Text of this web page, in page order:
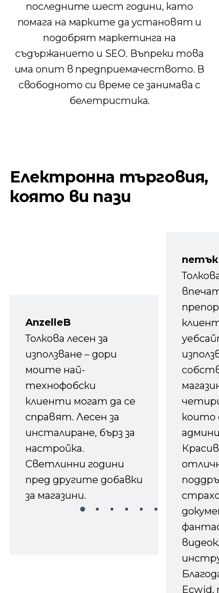
последните шест години, като
помага на марките да установят и
подобрят маркетинга на
съдържанието и SEO. Въпреки това
има опит в предприемачеството. В
свободното си време се занимава с
белетристика.
Електронна търговия,
която ви пази
AnzelleB
Толкова лесен за
използване – дори
моите най-
технофобски
клиенти могат да се
справят. Лесен за
инсталиране, бърз за
настройка.
Светлинни години
пред другите добавки
за магазини.
които
Ecwid,